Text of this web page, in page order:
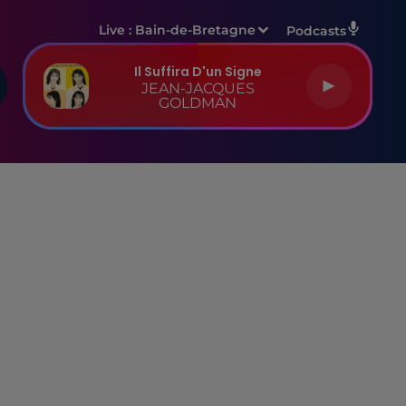
Live : Bain-de-Bretagne Podcasts
Il Suffira D'un Signe
JEAN-JACQUES
GOLDMAN